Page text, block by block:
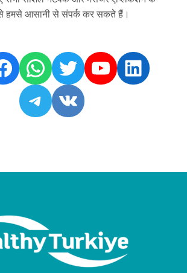
हमसे आसानी से संपर्क कर सकते हैं।
Whatsapp
TwitterYoutube
Telegram
Vk